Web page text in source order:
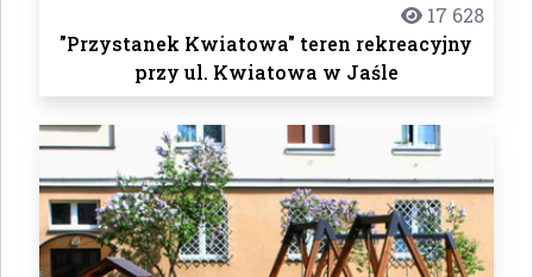
17 628
"Przystanek Kwiatowa" teren rekreacyjny
przy ul. Kwiatowa w Jaśle